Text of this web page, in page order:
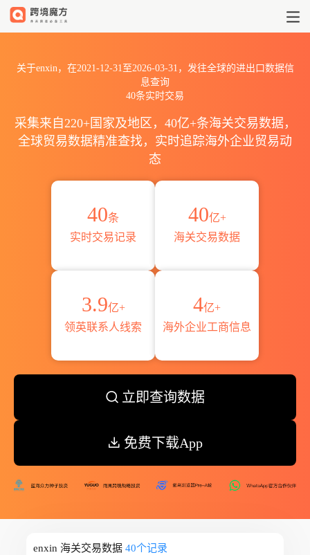
关于enxin，在2021-12-31至2026-03-31，发往全球的进出口数据信
息查询
40条实时交易
采集来自220+国家及地区，40亿+条海关交易数据，
全球贸易数据精准查找，实时追踪海外企业贸易动
态
40条
实时交易记录
40亿+
海关交易数据
3.9亿+
领英联系人线索
4亿+
海外企业工商信息
立即查询数据
免费下载App
enxin 海关交易数据 40个记录